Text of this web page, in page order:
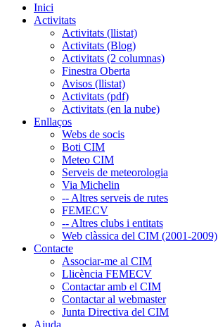
Inici
Activitats
Activitats (llistat)
Activitats (Blog)
Activitats (2 columnas)
Finestra Oberta
Avisos (llistat)
Activitats (pdf)
Activitats (en la nube)
Enllaços
Webs de socis
Boti CIM
Meteo CIM
Serveis de meteorologia
Via Michelin
-- Altres serveis de rutes
FEMECV
-- Altres clubs i entitats
Web clàssica del CIM (2001-2009)
Contacte
Associar-me al CIM
Llicència FEMECV
Contactar amb el CIM
Contactar al webmaster
Junta Directiva del CIM
Ajuda